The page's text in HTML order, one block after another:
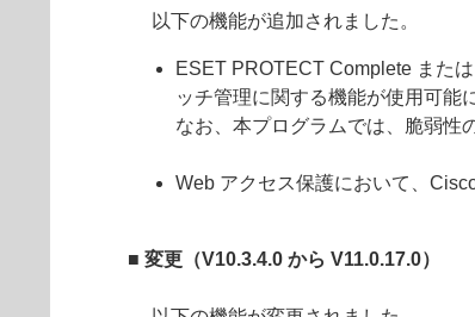
以下の機能が追加されました。
ESET PROTECT Complete また
ッチ管理に関する機能が使用可能
なお、本プログラムでは、脆弱性
Web アクセス保護において、
■ 変更（V10.3.4.0 から V11.0.17.0）